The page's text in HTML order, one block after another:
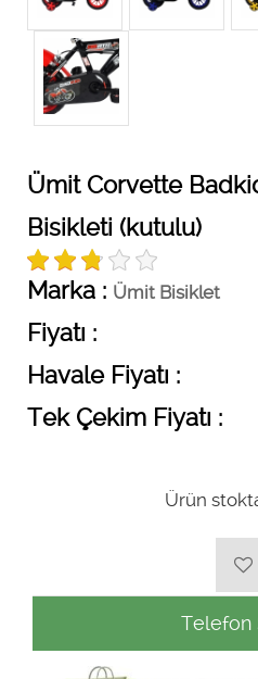
Ümit Corvette
Bisikleti (kutulu)
Marka : Ümit Bisiklet
Fiyatı :
Havale Fiyatı :
Tek Çekim Fiyatı :
Ürün
Telefon